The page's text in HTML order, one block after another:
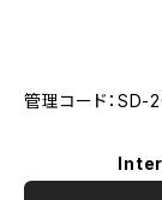
管理コード：